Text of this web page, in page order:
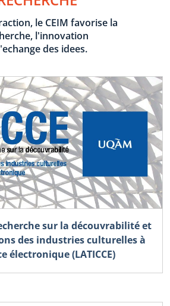
le CEIM favorise la
l'innovation
des idees.
sur la découvrabilité et
des industries culturelles à
électronique (LATICCE)